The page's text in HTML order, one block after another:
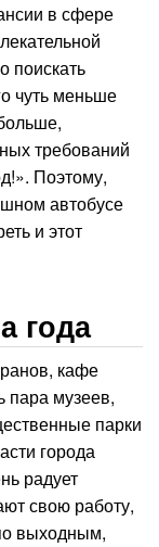
в сфере
поискать
чуть меньше
требований
Поэтому,
автобусе
и этот
года
кафе
пара музеев,
парки
города
радует
свою работу,
выходным,